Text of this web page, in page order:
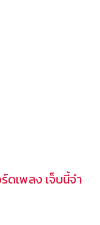
ดเพลง เจ็บนี้จำ